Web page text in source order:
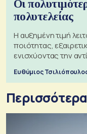
Οι
πολυτελείας
Η αυξημένη τιμή
ποιότητας,
ενισχύοντας την
Ευθύμιος